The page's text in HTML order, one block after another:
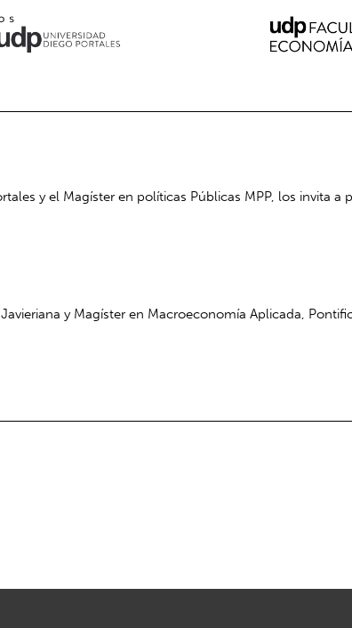
y el Magíster en políticas Públicas MPP, los invita
y Magíster en Macroeconomía Aplicada,